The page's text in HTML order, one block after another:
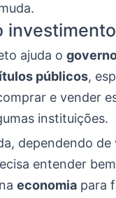
ajuda o
públicos,
e vender
instituições.
dependendo
entender
economia para